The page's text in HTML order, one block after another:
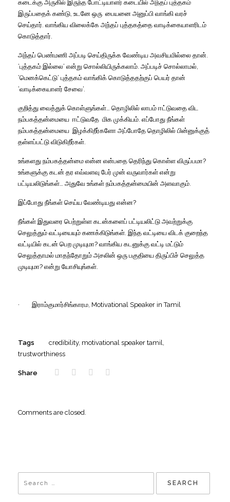
கடைக்கு அருகில் இருந்த போட்டியாளர் கடையில் அந்தப் புத்தகம்
இருப்பதைக் கண்டு உடனே ஒரு பையனை அனுப்பி வாங்கி வரச்
செய்தார் வாங்கிய விலைக்கே அந்தப் புத்தகத்தை வாடிக்கையாளரிடம்
கொடுத்தார்
அந்தப் பெண்மணி அப்படி செய்திருக்க வேண்டிய அவசியமில்லை தான்
‘புத்தகம் இல்லை‘ என்று சொல்லியிருக்கலாம் அப்படிச் சொல்லாமல்
‘மெனக்கெட்டு‘ புத்தகம் வாங்கிக் கொடுத்ததற்குப் பெயர் தான்
‘வாடிக்கையாளர் சேவை‘.
குறித்து வைத்துக் கொள்ளுங்கள்
தொழிலில் லாபம் ஈட்டுவதை விட
நம்பகத்தன்மையை ஈட்டுவதே மிக முக்கியம் எப்போது நீங்கள்
நம்பகத்தன்மையை இழக்கிறீர்களோ அப்போதே தொழிலில் பின்னுக்குத்
தள்ளப்பட்டு விடுகிறீர்கள்
உங்களது நம்பகத்தன்மை என்ன என்பதை தெரிந்து கொள்ள விருப்பமா?
உங்களுக்கு கடன் தர எவ்வளவு பேர் முன் வருவார்கள் என்று
பட்டியலிடுங்கள்
அதுவே உங்கள் நம்பகத்தன்மையின் அளவாகும்
இப்போது நீங்கள் செய்ய வேண்டியது என்ன?
நீங்கள் இதுவரை பெற்றுள்ள கடன்களைப் பட்டியலிட்டு அவற்றுக்கு
செலுத்தும் வட்டியையும் கணக்கிடுங்கள் இந்த வட்டியை விடக் குறைந்த
வட்டியில் கடன் பெற முடியுமா? வாங்கிய கடனுக்கு வட்டி மட்டும்
செலுத்தாமல் மாதந்தோறும் அசலின் ஒரு பகுதியை திருப்பிச் செலுத்த
முடியுமா? என்று யோசியுங்கள்
· இராம்குமார்சிங்காரம, Motivational Speaker in Tamil
Tags credibility, motivational speaker tamil
trustworthiness
Share
Comments are closed.